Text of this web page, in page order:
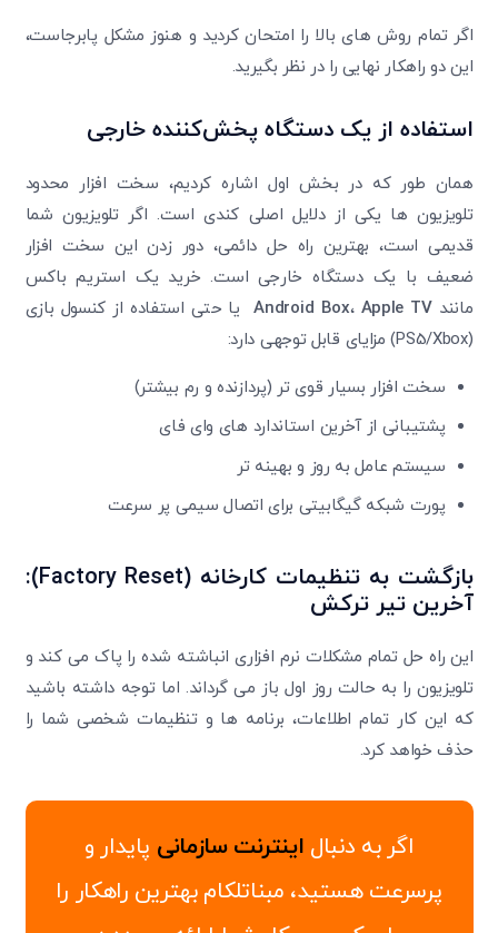
اگر تمام روش‌ های بالا را امتحان کردید و هنوز مشکل پابرجاست،
این دو راهکار نهایی را در نظر بگیرید.
استفاده از یک دستگاه پخش‌کننده خارجی
همان طور که در بخش اول اشاره کردیم، سخت‌ افزار محدود
تلویزیون ‌ها یکی از دلایل اصلی کندی است. اگر تلویزیون شما
قدیمی است، بهترین راه ‌حل دائمی، دور زدن این سخت ‌افزار
ضعیف با یک دستگاه خارجی است. خرید یک استریم‌ باکس
مانند
Android Box، Apple TV
یا حتی استفاده از کنسول بازی
(PS5/Xbox) مزایای قابل توجهی دارد:
سخت‌ افزار بسیار قوی ‌تر (پردازنده و رم بیشتر)
پشتیبانی از آخرین استاندارد های وای ‌فای
سیستم ‌عامل به ‌روز و بهینه ‌تر
پورت شبکه گیگابیتی برای اتصال سیمی پر سرعت
بازگشت به تنظیمات کارخانه (Factory Reset)
:
آخرین تیر ترکش
این راه ‌حل تمام مشکلات نرم ‌افزاری انباشته ‌شده را پاک می ‌کند و
تلویزیون را به حالت روز اول باز می ‌گرداند. اما توجه داشته باشید
که این کار تمام اطلاعات، برنامه ‌ها و تنظیمات شخصی شما را
حذف خواهد کرد.
اگر به دنبال اینترنت سازمانی پایدار و
پرسرعت هستید، مبناتلکام بهترین راهکار را